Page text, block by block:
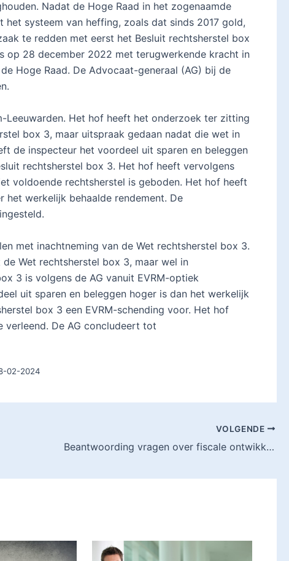
Nadat de Hoge Raad in het zogenaamde
systeem van heffing, zoals dat sinds 2017 gold,
te redden met eerst het Besluit rechtsherstel box
op 28 december 2022 met terugwerkende kracht in
Hoge Raad. De Advocaat-generaal (AG) bij de
Leeuwarden. Het hof heeft het onderzoek ter zitting
box 3, maar uitspraak gedaan nadat die wet in
de inspecteur het voordeel uit sparen en beleggen
rechtsherstel box 3. Het hof heeft vervolgens
voldoende rechtsherstel is geboden. Het hof heeft
werkelijk behaalde rendement. De
met inachtneming van de Wet rechtsherstel box 3.
Wet rechtsherstel box 3, maar wel in
3 is volgens de AG vanuit EVRM-optiek
uit sparen en beleggen hoger is dan het werkelijk
box 3 een EVRM-schending voor. Het hof
De AG concludeert tot
02-2024
VOLGENDE
Beantwoording vragen over fiscale ontwikkelingen grenswerkers